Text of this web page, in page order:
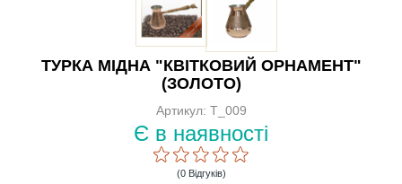
ТУРКА МІДНА "КВІТКОВИЙ ОРНАМЕНТ"
(ЗОЛОТО)
Артикул: T_009
Є в наявності
(0 Відгуків)